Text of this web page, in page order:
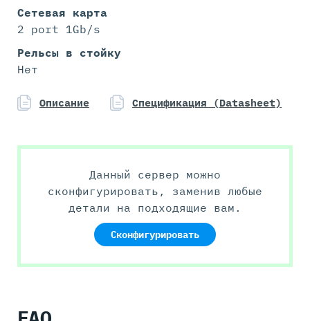
Сетевая карта
2 port 1Gb/s
Рельсы в стойку
Нет
Описание Спецификация (Datasheet)
Данный сервер можно
сконфигурировать, заменив любые
детали на подходящие вам.
Сконфигурировать